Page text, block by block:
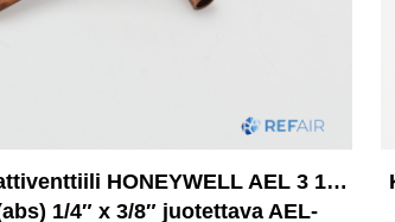
HONEYWELL AEL 3 1…
1/4″ x 3/8″ juotettava AEL-